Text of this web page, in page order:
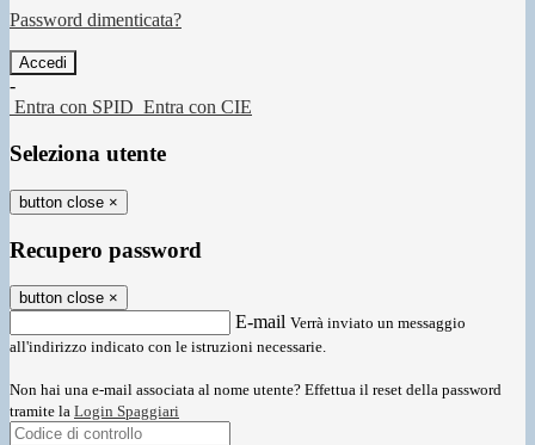
Password dimenticata?
-
Entra con SPID Entra con CIE
Seleziona utente
button close ×
Recupero password
button close ×
E-mail Verrà inviato un messaggio
all'indirizzo indicato con le istruzioni necessarie.
Non hai una e-mail associata al nome utente? Effettua il reset della password
tramite la Login Spaggiari